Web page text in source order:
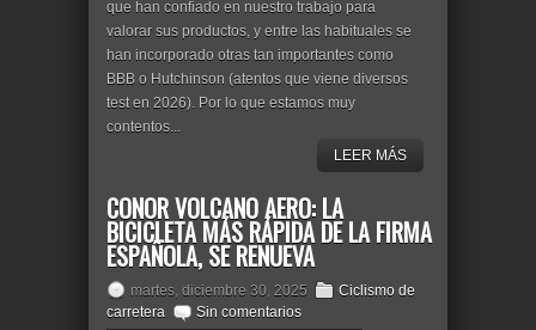
que han confiado en nuestro trabajo para
valorar sus productos, y entre las habituales se
han incorporado otras tan importantes como
BBB o Hutchinson (atentos que viene diversos
test en 2026). Por lo que estamos muy
contentos...
LEER MÁS
CONOR VOLCANO AERO: LA
BICICLETA MÁS RÁPIDA DE LA FIRMA
ESPAÑOLA, SE RENUEVA
martes, diciembre 30, 2025
Ciclismo de
carretera
Sin comentarios